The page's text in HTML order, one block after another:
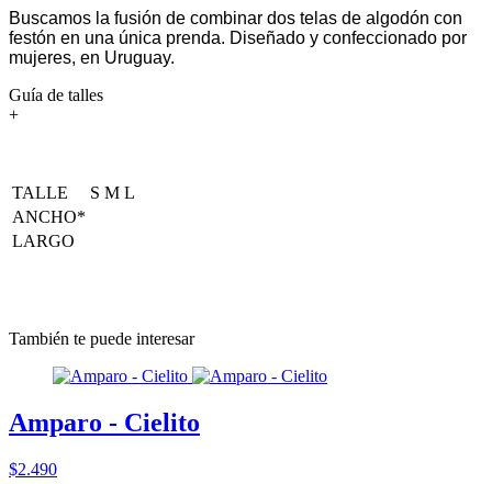
Buscamos la fusión de combinar dos telas de algodón con
festón en una única prenda. Diseñado y confeccionado por
mujeres, en Uruguay.
Guía de talles
+
TALLE S M L
ANCHO*
LARGO
También te puede interesar
Amparo - Cielito
$2.490